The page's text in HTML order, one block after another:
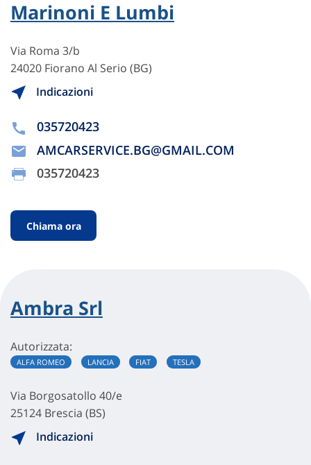
Marinoni E Lumbi
Via Roma 3/b
24020 Fiorano Al Serio (BG)
Indicazioni
035720423
AMCARSERVICE.BG@GMAIL.COM
035720423
Chiama ora
Ambra Srl
Autorizzata:
ALFA ROMEO LANCIA FIAT TESLA
Via Borgosatollo 40/e
25124 Brescia (BS)
Indicazioni